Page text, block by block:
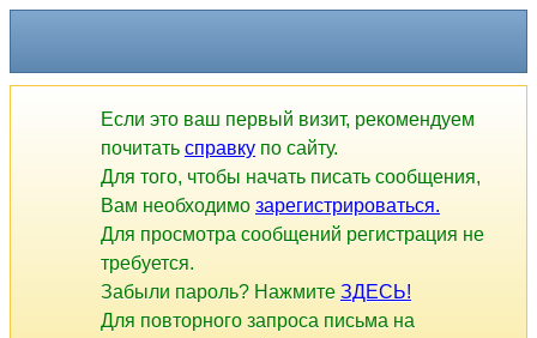
Если это ваш первый визит, рекомендуем
почитать справку по сайту.
Для того, чтобы начать писать сообщения,
Вам необходимо зарегистрироваться.
Для просмотра сообщений регистрация не
требуется.
Забыли пароль? Нажмите ЗДЕСЬ!
Для повторного запроса письма на